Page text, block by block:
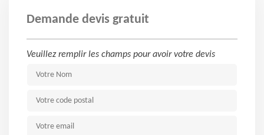
Demande devis gratuit
Veuillez remplir les champs pour avoir votre devis